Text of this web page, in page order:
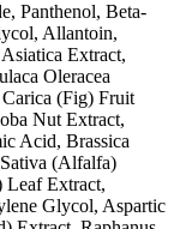
Panthenol, Beta-
Allantoin,
Extract,
Oleracea
(Fig) Fruit
Nut Extract,
Acid, Brassica
(Alfalfa)
Leaf Extract,
Glycol, Aspartic